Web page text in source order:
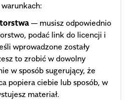
— musisz odpowiednio
podać link do licencji i
wprowadzone zostały
to zrobić w dowolny
w sposób sugerujący, że
popiera ciebie lub sposób, w
materiał.